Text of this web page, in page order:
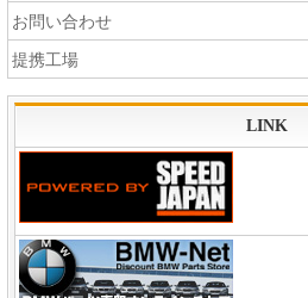
お問い合わせ
提携工場
LINK